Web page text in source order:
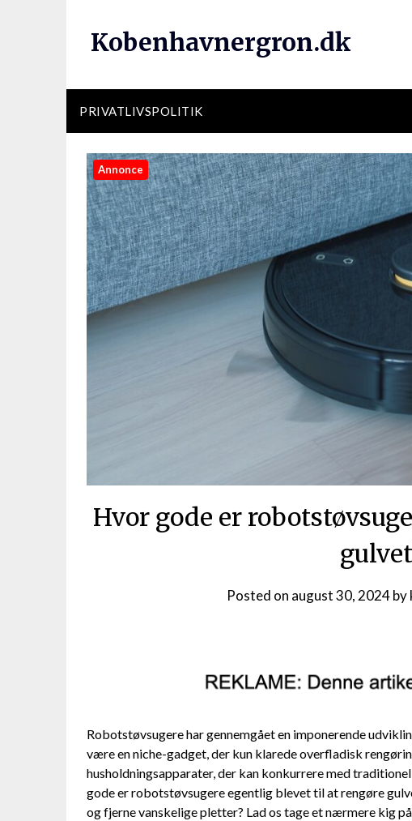
Kobenhavnergron.dk
PRIVATLIVSPOLITIK
Annonce
Hvor gode er
Posted on august 30, 2024by
Robotstøvsugere har gennemgået en imponerende
være en niche-gadget, der kun klarede overfladisk
husholdningsapparater, der kan konkurrere med
gode er robotstøvsugere egentlig blevet til at rengøre
og fjerne vanskelige pletter? Lad os tage et nærmere kig